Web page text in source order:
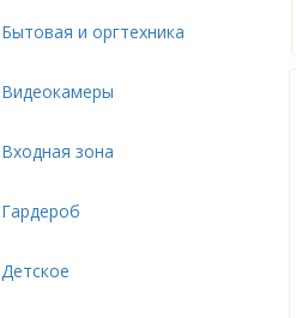
Бытовая и оргтехника
Видеокамеры
Входная зона
Гардероб
Детское